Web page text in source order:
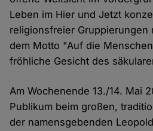
Leben im Hier und Jetzt
religionsfreier Gruppierungen
dem Motto "Auf die
fröhliche Gesicht des
Am Wochenende 13./14. Mai
Publikum beim großen,
der namensgebenden